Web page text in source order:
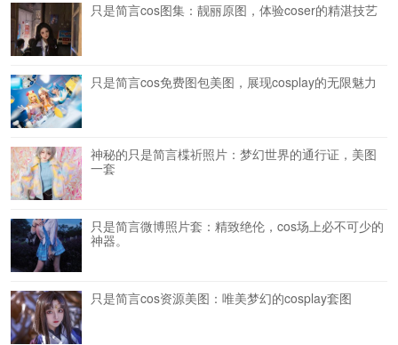
只是简言cos图集：靓丽原图，体验coser的精湛技艺
只是简言cos免费图包美图，展现cosplay的无限魅力
神秘的只是简言楪祈照片：梦幻世界的通行证，美图
一套
只是简言微博照片套：精致绝伦，cos场上必不可少的
神器。
只是简言cos资源美图：唯美梦幻的cosplay套图